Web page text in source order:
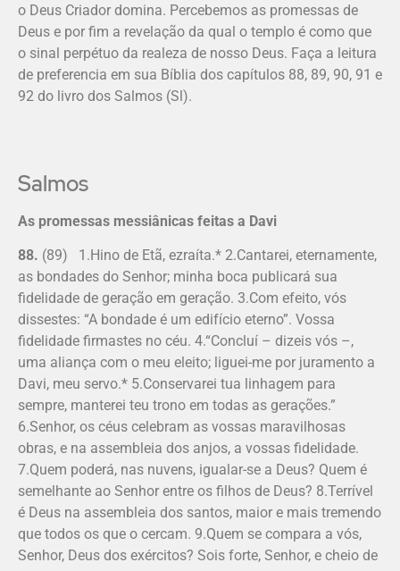
o Deus Criador domina. Percebemos as promessas de
Deus e por fim a revelação da qual o templo é como que
o sinal perpétuo da realeza de nosso Deus. Faça a leitura
de preferencia em sua Bíblia dos capítulos 88, 89, 90, 91 e
92 do livro dos Salmos (Sl).
Salmos
As promessas messiânicas feitas a Davi
88. (89) 1.Hino de Etã, ezraíta.* 2.Cantarei, eternamente,
as bondades do Senhor; minha boca publicará sua
fidelidade de geração em geração. 3.Com efeito, vós
dissestes: “A bondade é um edifício eterno”. Vossa
fidelidade firmastes no céu. 4.“Concluí – dizeis vós –,
uma aliança com o meu eleito; liguei-me por juramento a
Davi, meu servo.* 5.Conservarei tua linhagem para
sempre, manterei teu trono em todas as gerações.”
6.Senhor, os céus celebram as vossas maravilhosas
obras, e na assembleia dos anjos, a vossas fidelidade.
7.Quem poderá, nas nuvens, igualar-se a Deus? Quem é
semelhante ao Senhor entre os filhos de Deus? 8.Terrível
é Deus na assembleia dos santos, maior e mais tremendo
que todos os que o cercam. 9.Quem se compara a vós,
Senhor, Deus dos exércitos? Sois forte, Senhor, e cheio de